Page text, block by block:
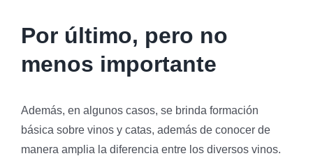
Por último, pero no
menos importante
Además, en algunos casos, se brinda formación
básica sobre vinos y catas, además de conocer de
manera amplia la diferencia entre los diversos vinos.